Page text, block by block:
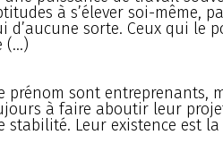
à s’élever soi-même,
d’aucune sorte. Ceux qui le
(…)
prénom sont entreprenants,
à faire aboutir leur
stabilité. Leur existence est